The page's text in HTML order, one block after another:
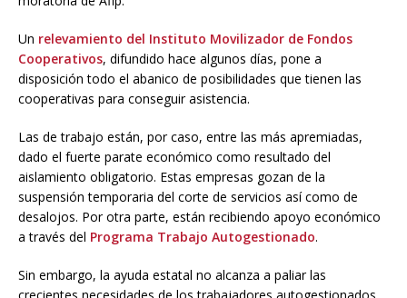
Un relevamiento del Instituto Movilizador de Fondos
Cooperativos, difundido hace algunos días, pone a
disposición todo el abanico de posibilidades que tienen las
cooperativas para conseguir asistencia.
Las de trabajo están, por caso, entre las más apremiadas,
dado el fuerte parate económico como resultado del
aislamiento obligatorio. Estas empresas gozan de la
suspensión temporaria del corte de servicios así como de
desalojos. Por otra parte, están recibiendo apoyo económico
a través del Programa Trabajo Autogestionado.
Sin embargo, la ayuda estatal no alcanza a paliar las